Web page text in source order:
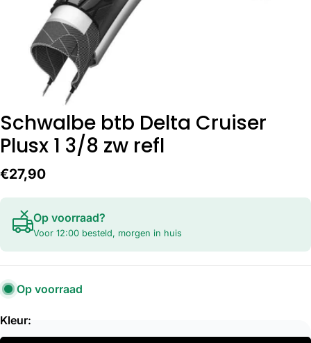
Schwalbe btb Delta Cruiser
Plusx 1 3/8 zw refl
Normale
€27,90
Op voorraad?
Voor 12:00 besteld, morgen in huis
Op voorraad
Kleur: